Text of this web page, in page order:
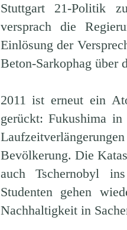
Stuttgart 21-Politik
versprach die
Einlösung der
Beton-Sarkophag über
2011 ist erneut ein
gerückt: Fukushima
Bevölkerung. Die
auch Tschernobyl
Studenten gehen
Nachhaltigkeit in